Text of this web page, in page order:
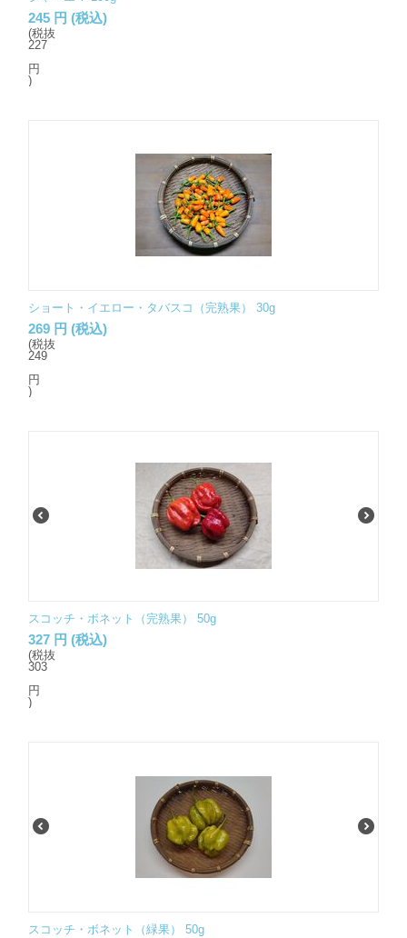
245 円 (税込)
(税抜
227
円
)
ショート・イエロー・タバスコ（完熟果） 30g
269 円 (税込)
(税抜
249
円
)
スコッチ・ボネット（完熟果） 50g
327 円 (税込)
(税抜
303
円
)
スコッチ・ボネット（緑果） 50g